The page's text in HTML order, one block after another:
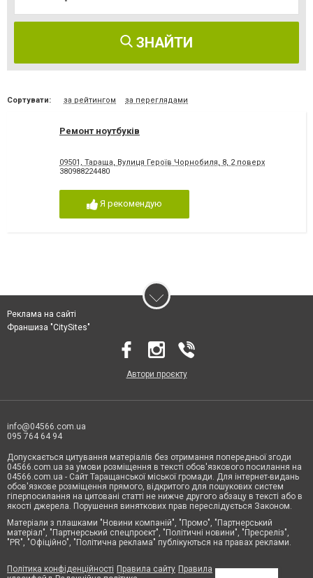
ЗНАЙТИ
Сортувати: за рейтингом за переглядами
Ремонт ноутбуків
09501, Тараща, Вулиця Героїв Чорнобиля, 8, 2 поверх
380988224480
Я рекомендую
Реклама на сайті
Франшиза "CitySites"
Автори проєкту
info@04566.com.ua
095 764 64 94
Допускається цитування матеріалів без отримання попередньої згоди
04566.com.ua за умови розміщення в тексті обов'язкового посилання на
04566.com.ua - Cайт Таращанської міської громади. Для інтернет-видань
обов'язкове розміщення прямого, відкритого для пошукових систем
гіперпосилання на цитовані статті не нижче другого абзацу в тексті або в
якості джерела. Порушення виняткових прав переслідується Законом.
Матеріали з плашками "Новини компаній", "Промо", "Партнерський
матеріал", "Партнерський спецпроєкт", "Політичні новини", "Пресреліз",
"PR", "Офіційно", "Політична реклама" публікуються на правах реклами.
Політика конфіденційності Правила сайту Правила